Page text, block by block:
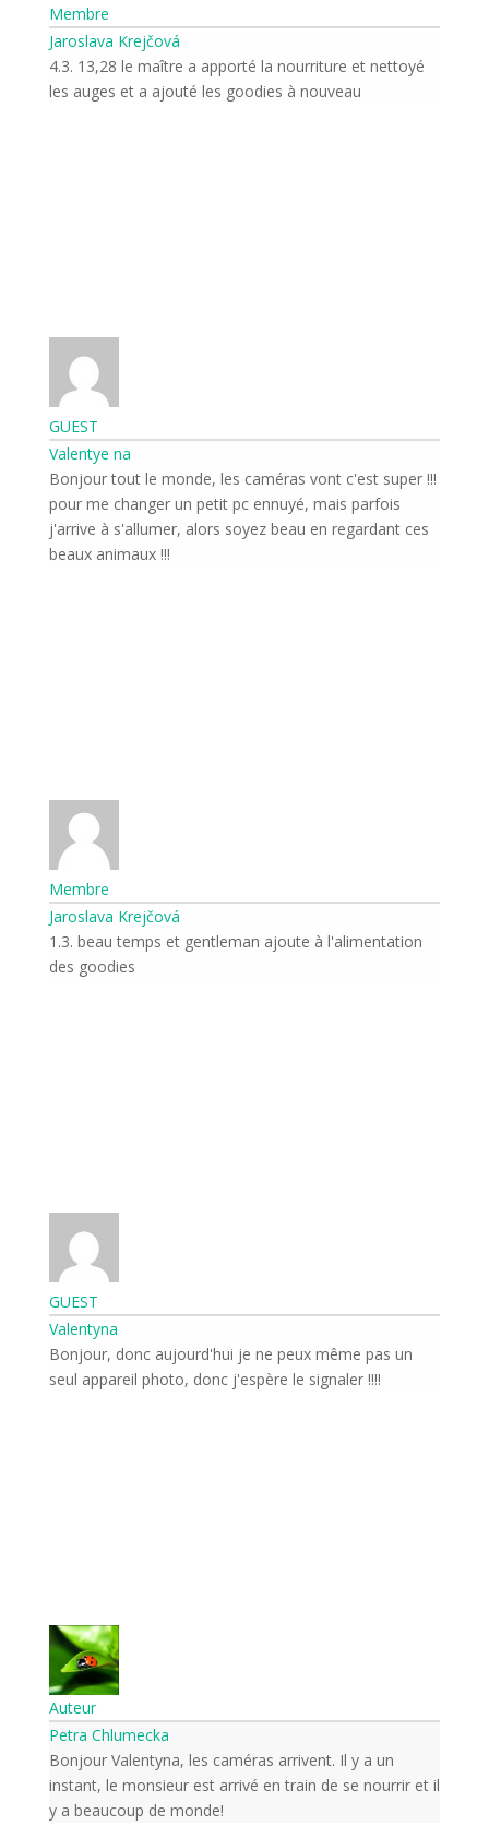
Membre
Jaroslava Krejčová
4.3. 13,28 le maître a apporté la nourriture et nettoyé
les auges et a ajouté les goodies à nouveau
GUEST
Valentye na
Bonjour tout le monde, les caméras vont c'est super !!!
pour me changer un petit pc ennuyé, mais parfois
j'arrive à s'allumer, alors soyez beau en regardant ces
beaux animaux !!!
Membre
Jaroslava Krejčová
1.3. beau temps et gentleman ajoute à l'alimentation
des goodies
GUEST
Valentyna
Bonjour, donc aujourd'hui je ne peux même pas un
seul appareil photo, donc j'espère le signaler !!!!
Auteur
Petra Chlumecka
Bonjour Valentyna, les caméras arrivent. Il y a un
instant, le monsieur est arrivé en train de se nourrir et il
y a beaucoup de monde!
Une fois par semaine, nous vous tiendrons au
courant des événements les plus importants